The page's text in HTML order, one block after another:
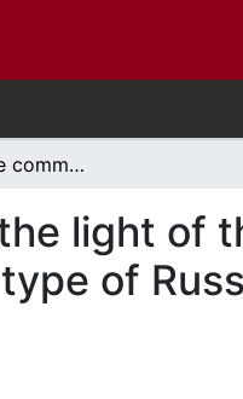
The failure of the communist ideology in the light of the Nineteenth Party Congress: The Soviet state, a new type of Russian imperialism.
light of
of